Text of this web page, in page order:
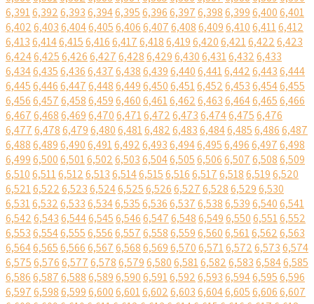
6,3916,3926,3936,3946,3956,3966,3976,3986,3996,4006,401
6,4026,4036,4046,4056,4066,4076,4086,4096,4106,4116,412
6,4136,4146,4156,4166,4176,4186,4196,4206,4216,4226,423
6,4246,4256,4266,4276,4286,4296,4306,4316,4326,433
6,4346,4356,4366,4376,4386,4396,4406,4416,4426,4436,444
6,4456,4466,4476,4486,4496,4506,4516,4526,4536,4546,455
6,4566,4576,4586,4596,4606,4616,4626,4636,4646,4656,466
6,4676,4686,4696,4706,4716,4726,4736,4746,4756,476
6,4776,4786,4796,4806,4816,4826,4836,4846,4856,4866,487
6,4886,4896,4906,4916,4926,4936,4946,4956,4966,4976,498
6,4996,5006,5016,5026,5036,5046,5056,5066,5076,5086,509
6,5106,5116,5126,5136,5146,5156,5166,5176,5186,5196,520
6,5216,5226,5236,5246,5256,5266,5276,5286,5296,530
6,5316,5326,5336,5346,5356,5366,5376,5386,5396,5406,541
6,5426,5436,5446,5456,5466,5476,5486,5496,5506,5516,552
6,5536,5546,5556,5566,5576,5586,5596,5606,5616,5626,563
6,5646,5656,5666,5676,5686,5696,5706,5716,5726,5736,574
6,5756,5766,5776,5786,5796,5806,5816,5826,5836,5846,585
6,5866,5876,5886,5896,5906,5916,5926,5936,5946,5956,596
6,5976,5986,5996,6006,6016,6026,6036,6046,6056,6066,607